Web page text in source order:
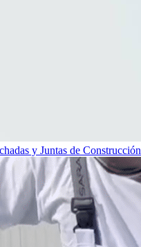
y Juntas de Construcción